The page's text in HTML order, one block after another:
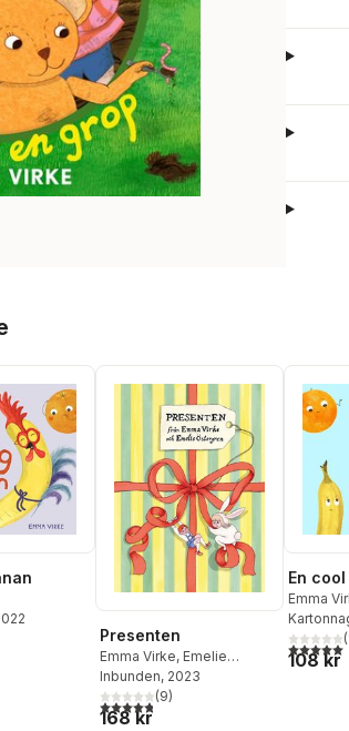
Totalt antal röster:
Presenten
Emma Virke, Emelie
Östergren
Inbunden, 2023
4,8utav 5 stjärnor. Totalt antal röster:
(9)
168 kr
En
Emma
5,0utav (
108 kr